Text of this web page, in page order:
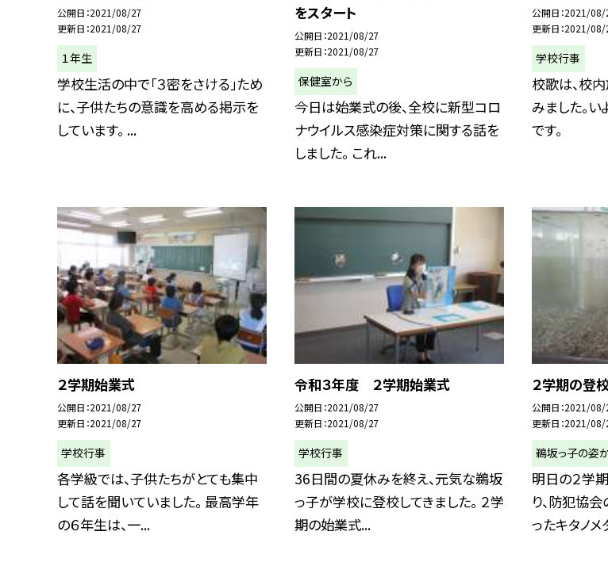
公開日 2021/08/27
更新日 2021/08/27
１年生
学校生活の中で「３密をさける」ため
に、子供たちの意識を高める掲示を
しています。 ...
をスタート
公開日 2021/08/27
更新日 2021/08/27
保健室から
今日は始業式の後、全校に新型コロ
ナウイルス感染症対策に関する話を
しました。 これ...
公開日 2021/08/
更新日 2021/08/
学校行事
校歌は、校
みました。
です。
２学期始業式
公開日 2021/08/27
更新日 2021/08/27
学校行事
各学級では、子供たちがとても集中
して話を聞いていました。 最高学年
の６年生は、一...
令和３年度 ２学期始業式
公開日 2021/08/27
更新日 2021/08/27
学校行事
36日間の夏休みを終え、元気な鵜坂
っ子が学校に登校してきました。 ２学
期の始業式...
２学期の登
公開日 2021/08/
更新日 2021/08/
鵜坂っ子の姿
明日の２学
り、防犯協
ったキタノメ